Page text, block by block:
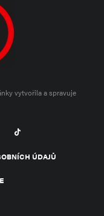
vytvořila a spravuje
ÚDAJŮ